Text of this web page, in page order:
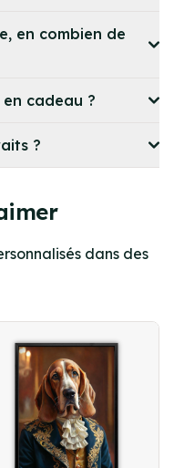
en combien de
cadeau ?
?
dans des